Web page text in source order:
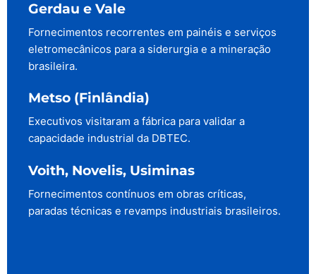
Gerdau e Vale
Fornecimentos recorrentes em painéis e serviços
eletromecânicos para a siderurgia e a mineração
brasileira.
Metso (Finlândia)
Executivos visitaram a fábrica para validar a
capacidade industrial da DBTEC.
Voith, Novelis, Usiminas
Fornecimentos contínuos em obras críticas,
paradas técnicas e revamps industriais brasileiros.